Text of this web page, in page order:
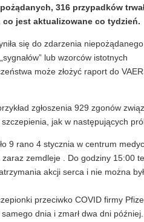
316 przypadków
jest aktualizowane co tydzień.
się do zdarzenia
lub wzorców istotnych
może złożyć raport do
zgłoszenia 929 zgonów
jak w następujących
9 rano 4 stycznia w centrum
zemdleje . Do godziny 15:00
akcji serca i nie można
przeciwko COVID firmy
dnia i zmarł dwa dni później.